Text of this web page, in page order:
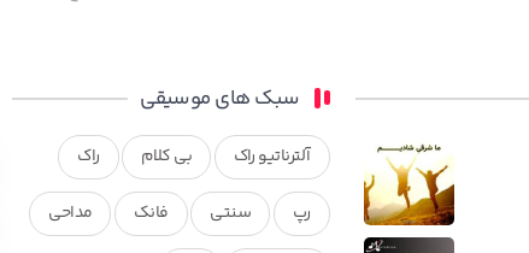
سبک های موسیقی
آلترناتیو راک بی کلام راک
رپ سنتی فانک مداحی